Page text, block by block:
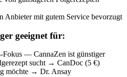
Anbieter mit gutem Service bevorzugt
geeignet für:
Fokus — CannaZen ist günstiger
sucht → CanDoc (5 €)
möchte → Dr. Ansay